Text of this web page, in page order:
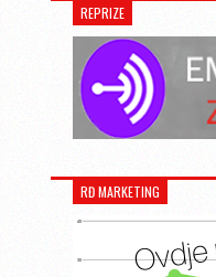
REPRIZE
RĐ MARKETING